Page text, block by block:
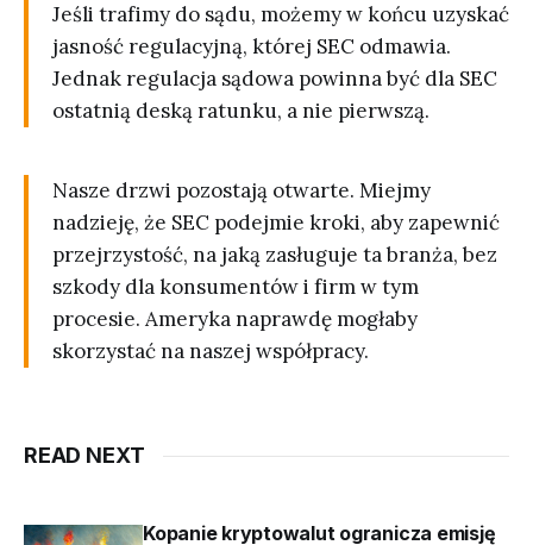
Jeśli trafimy do sądu, możemy w końcu uzyskać
jasność regulacyjną, której SEC odmawia.
Jednak regulacja sądowa powinna być dla SEC
ostatnią deską ratunku, a nie pierwszą.
Nasze drzwi pozostają otwarte. Miejmy
nadzieję, że SEC podejmie kroki, aby zapewnić
przejrzystość, na jaką zasługuje ta branża, bez
szkody dla konsumentów i firm w tym
procesie. Ameryka naprawdę mogłaby
skorzystać na naszej współpracy.
READ NEXT
Kopanie kryptowalut ogranicza emisję